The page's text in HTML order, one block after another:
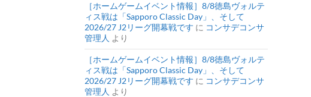
［ホームゲームイベント情報］8/8徳島ヴォルテ
ィス戦は「Sapporo Classic Day」、そして
2026/27 J2リーグ開幕戦です に コンサデコンサ
管理人 より
［ホームゲームイベント情報］8/8徳島ヴォルテ
ィス戦は「Sapporo Classic Day」、そして
2026/27 J2リーグ開幕戦です に コンサデコンサ
管理人 より